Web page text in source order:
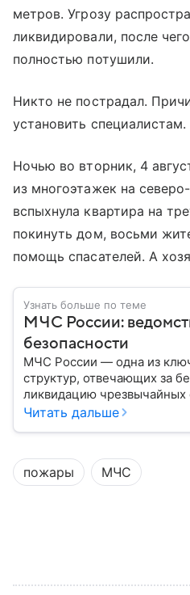
метров. Угрозу
ликвидировали, после
полностью потушили.
Никто не пострадал.
установить специалистам.
Ночью во вторник, 4
из многоэтажек на
вспыхнула квартира на
покинуть дом, восьми
помощь спасателей. А
Узнать больше по теме
МЧС России:
безопасности
МЧС России — одна из
структур, отвечающих за
ликвидацию чрезвычайных
играет важную роль в
представляет собой МЧС,
задачи выполняет и какую
современной России.
Читать дальше
пожары МЧС